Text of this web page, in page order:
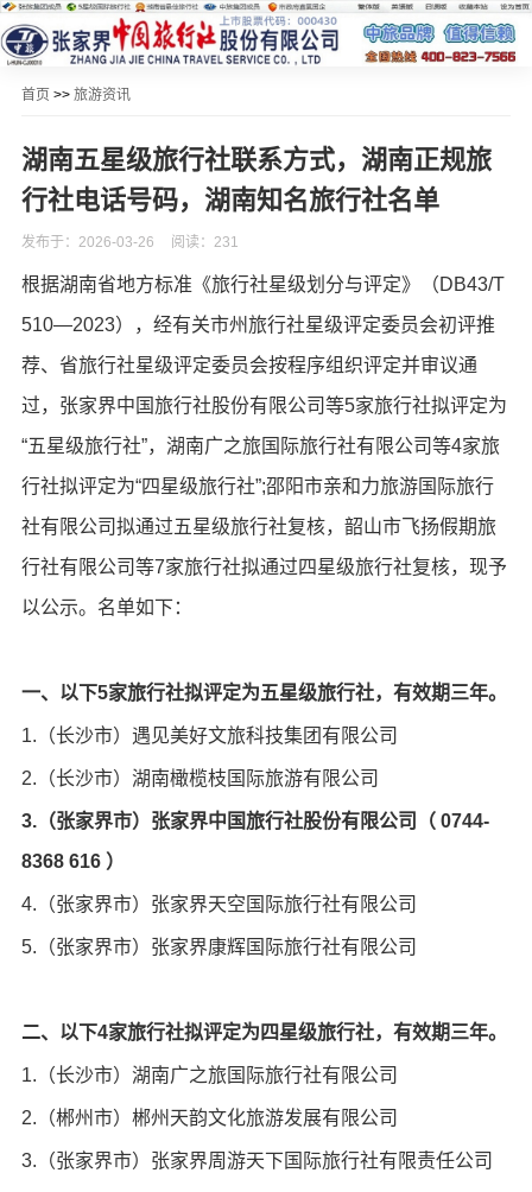
首页 >> 旅游资讯
湖南五星级旅行社联系方式，湖南正规旅
行社电话号码，湖南知名旅行社名单
发布于：2026-03-26 阅读：231
根据湖南省地方标准《旅行社星级划分与评定》（DB43/T
510—2023），经有关市州旅行社星级评定委员会初评推
荐、省旅行社星级评定委员会按程序组织评定并审议通
过，张家界中国旅行社股份有限公司等5家旅行社拟评定为
“五星级旅行社”，湖南广之旅国际旅行社有限公司等4家旅
行社拟评定为“四星级旅行社”;邵阳市亲和力旅游国际旅行
社有限公司拟通过五星级旅行社复核，韶山市飞扬假期旅
行社有限公司等7家旅行社拟通过四星级旅行社复核，现予
以公示。名单如下：
一、以下5家旅行社拟评定为五星级旅行社，有效期三年。
1.（长沙市）遇见美好文旅科技集团有限公司
2.（长沙市）湖南橄榄枝国际旅游有限公司
3.（张家界市）张家界中国旅行社股份有限公司（ 0744-
8368 616 ）
4.（张家界市）张家界天空国际旅行社有限公司
5.（张家界市）张家界康辉国际旅行社有限公司
二、以下4家旅行社拟评定为四星级旅行社，有效期三年。
1.（长沙市）湖南广之旅国际旅行社有限公司
2.（郴州市）郴州天韵文化旅游发展有限公司
3.（张家界市）张家界周游天下国际旅行社有限责任公司